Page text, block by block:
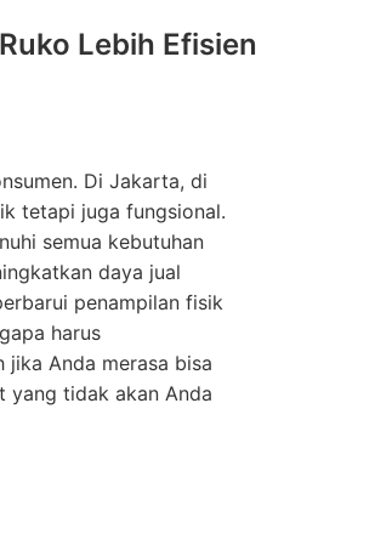
Lebih Efisien
Di Jakarta, di
tetapi juga fungsional.
semua kebutuhan
daya jual
penampilan fisik
harus
jika Anda merasa bisa
yang tidak akan Anda